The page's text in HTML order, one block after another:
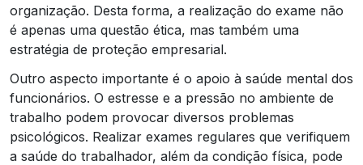
organização. Desta forma, a realização do exame não
é apenas uma questão ética, mas também uma
estratégia de proteção empresarial.
Outro aspecto importante é o apoio à saúde mental dos
funcionários. O estresse e a pressão no ambiente de
trabalho podem provocar diversos problemas
psicológicos. Realizar exames regulares que verifiquem
a saúde do trabalhador, além da condição física, pode